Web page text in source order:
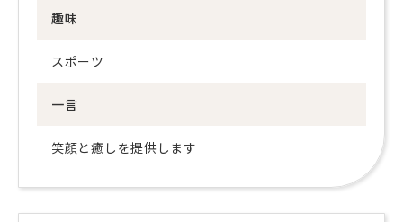
趣味
スポーツ
一言
笑顔と癒しを提供します